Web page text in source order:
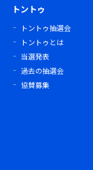
トントゥ
トントゥ抽選会
トントゥとは
当選発表
過去の抽選会
協賛募集